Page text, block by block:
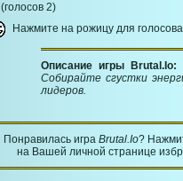
2)
Нажмите на рожицу для
Описание игры Brutal.Io:
Собирайте сгустки
лидеров.
Понравилась игра Brutal.Io?
на Вашей личной странице